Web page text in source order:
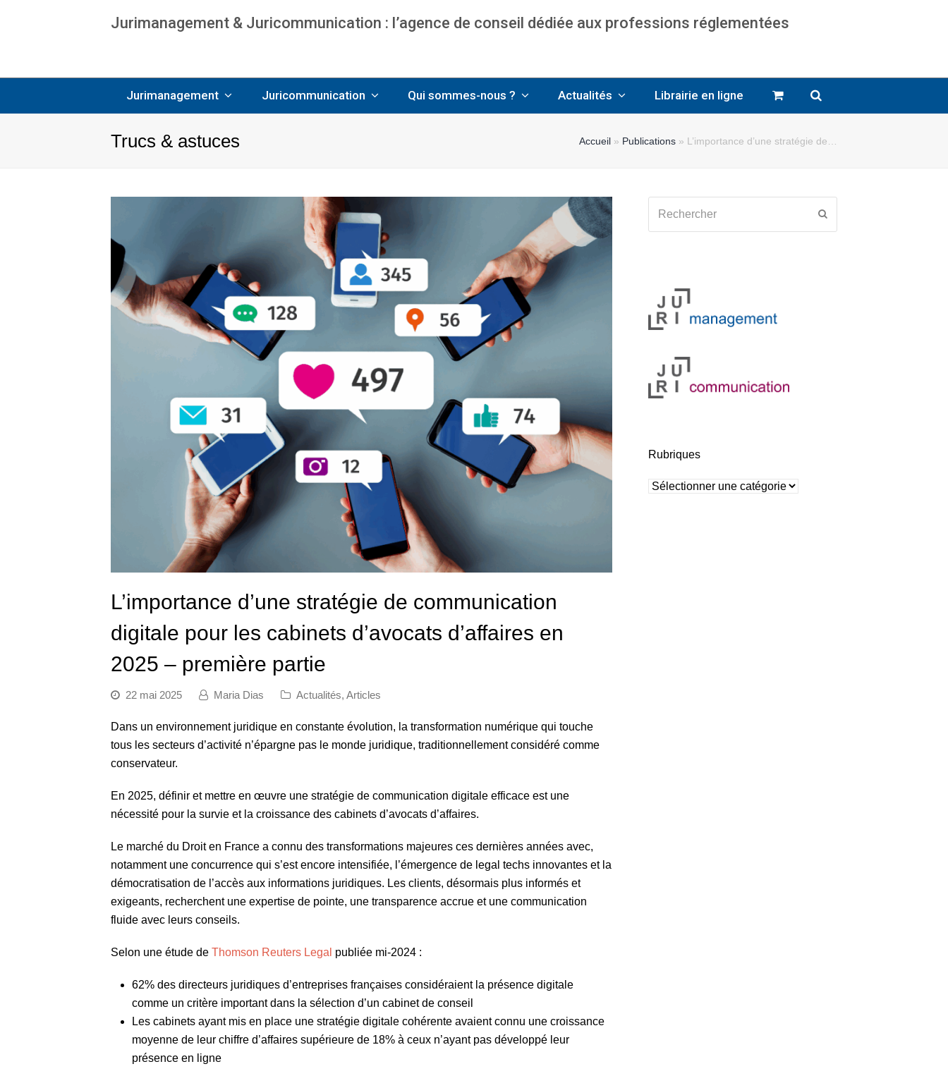
Jurimanagement & Juricommunication : l’agence de conseil dédiée aux professions réglementées
Jurimanagement Juricommunication Qui sommes-nous ? Actualités Librairie en ligne
Trucs & astuces Accueil » Publications » L’importance d’une stratégie de…
L’importance d’une stratégie de communication
digitale pour les cabinets d’avocats d’affaires en
2025 – première partie
22 mai 2025 Maria Dias Actualités, Articles
Dans un environnement juridique en constante évolution, la transformation numérique qui touche
tous les secteurs d’activité n’épargne pas le monde juridique, traditionnellement considéré comme
conservateur.
En 2025, définir et mettre en œuvre une stratégie de communication digitale efficace est une
nécessité pour la survie et la croissance des cabinets d’avocats d’affaires.
Le marché du Droit en France a connu des transformations majeures ces dernières années avec,
notamment une concurrence qui s’est encore intensifiée, l’émergence de legal techs innovantes et la
démocratisation de l’accès aux informations juridiques. Les clients, désormais plus informés et
exigeants, recherchent une expertise de pointe, une transparence accrue et une communication
fluide avec leurs conseils.
Selon une étude de Thomson Reuters Legal publiée mi-2024 :
62% des directeurs juridiques d’entreprises françaises considéraient la présence digitale
comme un critère important dans la sélection d’un cabinet de conseil
Les cabinets ayant mis en place une stratégie digitale cohérente avaient connu une croissance
moyenne de leur chiffre d’affaires supérieure de 18% à ceux n’ayant pas développé leur
présence en ligne
Rubriques
Rubriques